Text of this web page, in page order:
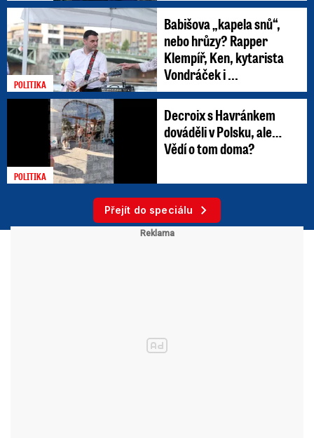
POLITIKA
Babišova „kapela snů“,
nebo hrůzy? Rapper
Klempíř, Ken, kytarista
Vondráček i ...
POLITIKA
Decroix s Havránkem
dováděli v Polsku, ale…
Vědí o tom doma?
Přejít do speciálu